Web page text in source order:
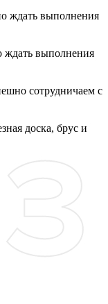
ждать выполнения
выполнения
сотрудничаем с
доска, брус и